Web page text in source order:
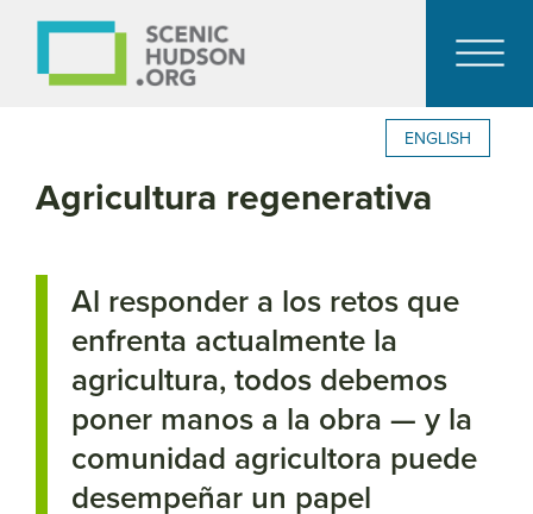
ENGLISH
Agricultura regenerativa
Al responder a los retos que
enfrenta actualmente la
agricultura, todos debemos
poner manos a la obra — y la
comunidad agricultora puede
desempeñar un papel